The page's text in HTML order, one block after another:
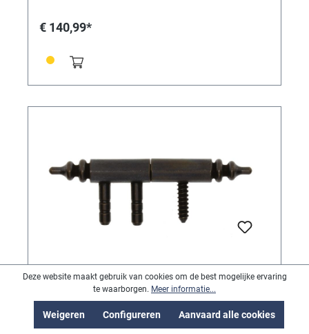
€ 140,99*
Scharnier messing gebruind, 51 mm
lang, Ø 6 mm
Scharnier messing gebruind, 51 mm lang, Ø 6 mm
Deze website maakt gebruik van cookies om de best mogelijke ervaring
te waarborgen. Meer informatie...
Weigeren Configureren Aanvaard alle cookies